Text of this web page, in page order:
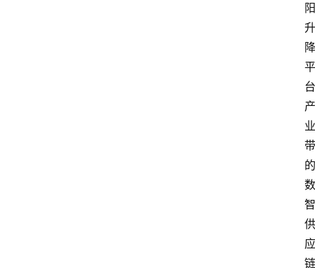
阳
升
降
平
台
产
业
带
的
数
智
供
应
链